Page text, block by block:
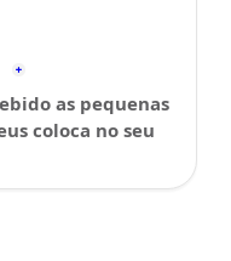
as pequenas
coloca no seu